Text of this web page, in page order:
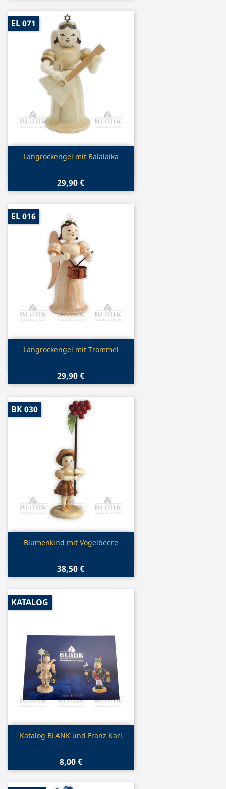
Vorschau
Langrockengel mit Balalaika
29,90 €
EL 071
Vorschau
Langrockengel mit Trommel
29,90 €
EL 016
Vorschau
Blumenkind mit Vogelbeere
38,50 €
BK 030
Vorschau
Katalog BLANK und Franz Karl
8,00 €
KATALOG